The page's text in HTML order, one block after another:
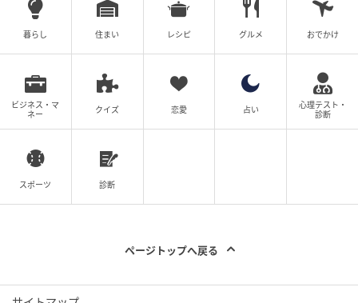
暮らし 住まい レシピ グルメ おでかけ
ビジネス・マ
ネー
クイズ 恋愛 占い
心理テスト・
診断
スポーツ 診断
ページトップへ戻る